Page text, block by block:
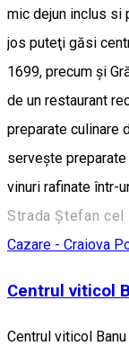
mic dejun inclus si
jos puteţi găsi
1699, precum şi
de un restaurant
preparate culinare
servește
vinuri rafinate într-
Strada Ștefan cel
Cazare - Craiova
Centrul viticol
Centrul viticol